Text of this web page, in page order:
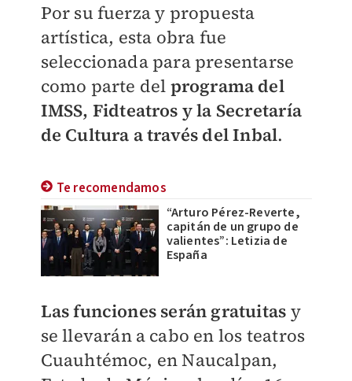
Por su fuerza y propuesta
artística, esta obra fue
seleccionada para presentarse
como parte del programa del
IMSS, Fidteatros y la Secretaría
de Cultura a través del Inbal.
Te recomendamos
“Arturo Pérez-Reverte,
capitán de un grupo de
valientes”: Letizia de
España
Las funciones serán gratuitas y
se llevarán a cabo en los teatros
Cuauhtémoc, en Naucalpan,